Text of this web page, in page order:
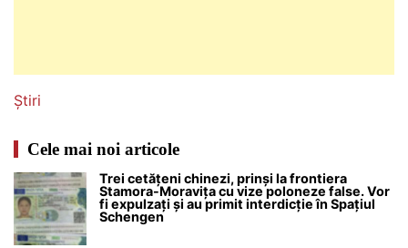
Știri
Cele mai noi articole
Trei cetățeni chinezi, prinși la frontiera
Stamora-Moravița cu vize poloneze false. Vor
fi expulzați și au primit interdicție în Spațiul
Schengen